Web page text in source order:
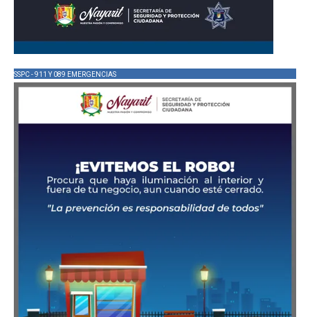
SSPC - 911 Y 089 EMERGENCIAS